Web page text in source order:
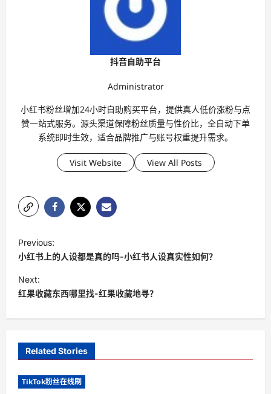
抖音自助平台
Administrator
小红书粉丝增加24小时自助购买平台，提供真人低价涨粉与点
赞一站式服务。源头渠道保障粉丝质量与性价比，全自动下单
系统即时生效，适合品牌推广与账号权重提升需求。
Visit Website View All Posts
o
s
t
v
g
Previous:
小红书上的人设都是真的吗-小红书人设真实性如何？
Next:
红果收藏东西哪里找-红果收藏地寻？
Related Stories
TikTok粉丝在线刷